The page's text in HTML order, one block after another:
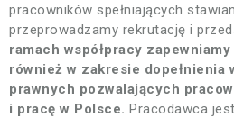
pracowników spełniających
przeprowadzamy rekrutację i
ramach współpracy
również w zakresie dopełnienia
prawnych pozwalających
i pracę w Polsce. Pracodawca